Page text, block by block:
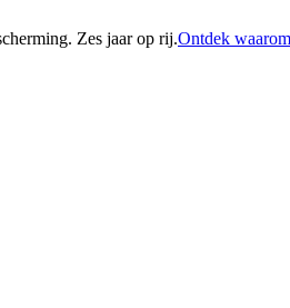
Zes jaar op rij.Ontdek waarom